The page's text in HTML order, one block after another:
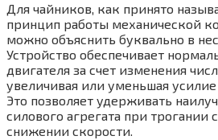
Для чайников, как принято
принцип работы механической
можно объяснить буквально в
Устройство обеспечивает
двигателя за счет изменения
увеличивая или уменьшая
Это позволяет удерживать
силового агрегата при трогании
снижении скорости.